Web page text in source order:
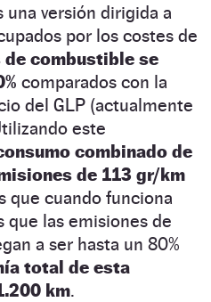
una versión dirigida a
por los costes de
combustible se
comparados con la
del GLP (actualmente
este
combinado de
de 113 gr/km
que cuando funciona
que las emisiones de
a ser hasta un 80%
total de esta
km.